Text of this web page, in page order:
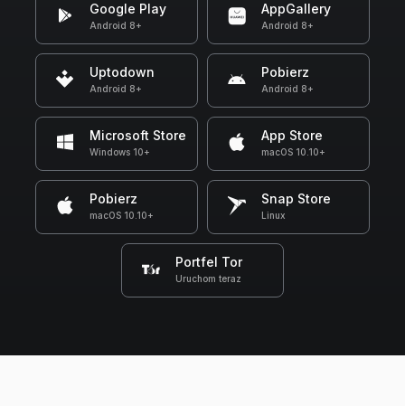
Google Play
Android 8+
AppGallery
Android 8+
Uptodown
Android 8+
Pobierz
Android 8+
Microsoft Store
Windows 10+
App Store
macOS 10.10+
Pobierz
macOS 10.10+
Snap Store
Linux
Portfel Tor
Uruchom teraz